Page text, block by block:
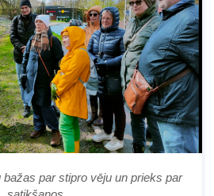
par stipro vēju un prieks par